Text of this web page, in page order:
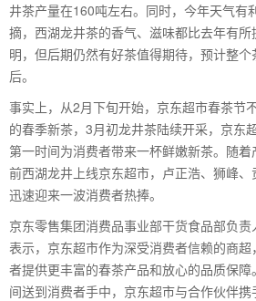
井茶产量在160吨左右。同时，今年天气有
摘，西湖龙井茶的香气、滋味都比去年有
明，但后期仍然有好茶值得期待，预计整
后。
事实上，从2月下旬开始，京东超市春茶节
的春季新茶，3月初龙井茶陆续开采，京东
第一时间为消费者带来一杯鲜嫩新茶。随
前西湖龙井上线京东超市，卢正浩、狮峰
迅速迎来一波消费者热捧。
京东零售集团消费品事业部干货食品部负
表示，京东超市作为深受消费者信赖的商
者提供更丰富的春茶产品和放心的品质保
间送到消费者手中，京东超市与合作伙伴